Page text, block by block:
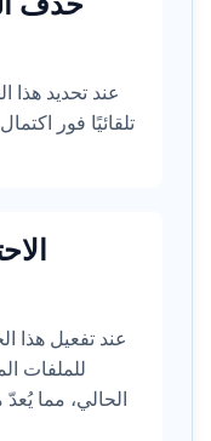
عند تحديد هذا
تلقائيًا فور
عند تفعيل هذا
للملفات
الحالي، مما